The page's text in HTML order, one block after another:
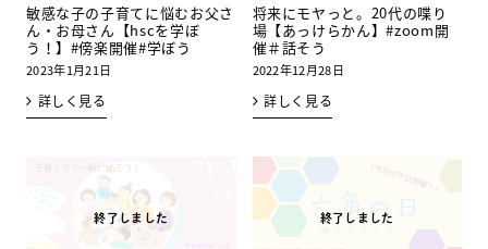
敏感な子の子育てに悩むお父さ
ん・お母さん【hscを学ぼ
う！】#傍楽開催#学ぼう
2023年1月21日
詳しく見る
将来にモヤっと。20代の喋り
場【あっけらかん】#zoom開
催＃話そう
2022年12月28日
詳しく見る